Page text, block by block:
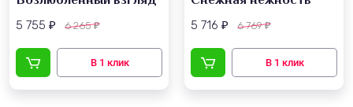
5 755 ₽ 6 265₽ 5 716 ₽ 6 769₽